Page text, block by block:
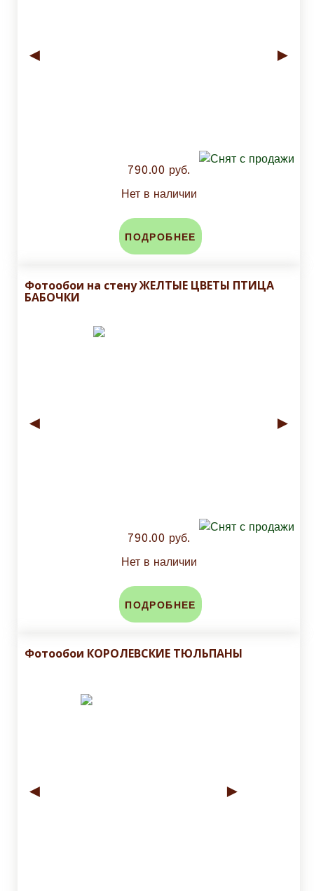
◄ ►
790.00 руб.
Нет в наличии
ПОДРОБНЕЕ
Фотообои на стену ЖЕЛТЫЕ ЦВЕТЫ ПТИЦА
БАБОЧКИ
◄ ►
790.00 руб.
Нет в наличии
ПОДРОБНЕЕ
Фотообои КОРОЛЕВСКИЕ ТЮЛЬПАНЫ
◄ ►